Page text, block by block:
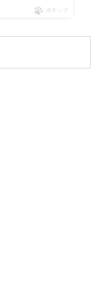
ポチップ